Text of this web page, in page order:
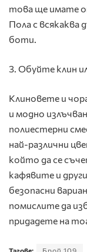
това ще имате
Пола с всякаква
боти.
3. Обуйте клин
Клиновете и
и модно
полиестерни
най-различни
който да се
кафявите и
безопасни
помислите да
придадете на